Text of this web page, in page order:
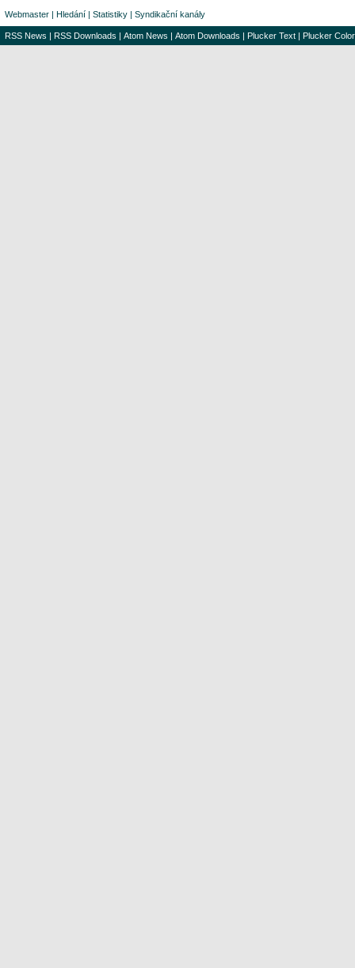
Webmaster | Hledání | Statistiky | Syndikační kanály
RSS News | RSS Downloads | Atom News | Atom Downloads | Plucker Text | Plucker Color